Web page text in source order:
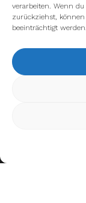
verarbeiten. Wenn
zurückziehst,
beeinträchtigt werden.
Wir verwenden
verwenden oder